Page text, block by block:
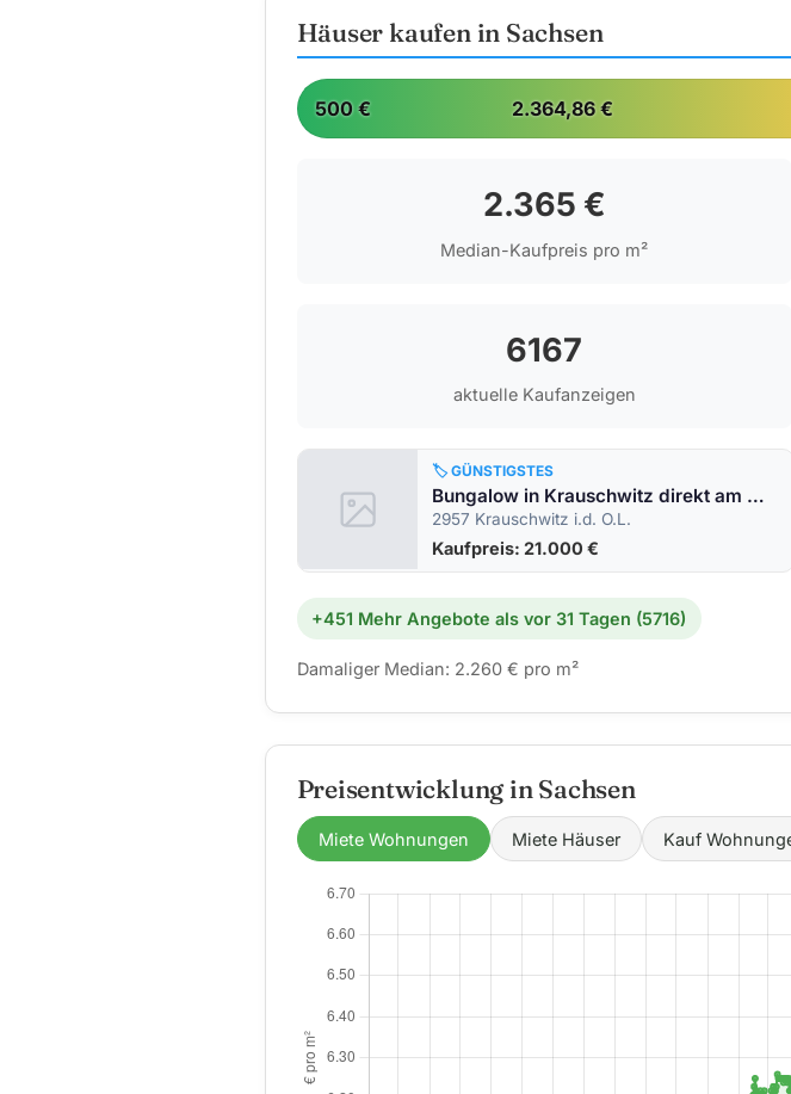
Häuser kaufen in Sachsen
500 € 2.364,86 €
2.365 €
Median-Kaufpreis pro m²
6167
aktuelle Kaufanzeigen
🏷️ GÜNSTIGSTES
Bungalow in Krauschwitz direkt am Wasser zu verkaufen
2957 Krauschwitz i.d. O.L.
Kaufpreis: 21.000 €
+451 Mehr Angebote als vor 31 Tagen (5716)
Damaliger Median: 2.260 € pro m²
Preisentwicklung in Sachsen
Miete Wohnungen Miete Häuser Kauf